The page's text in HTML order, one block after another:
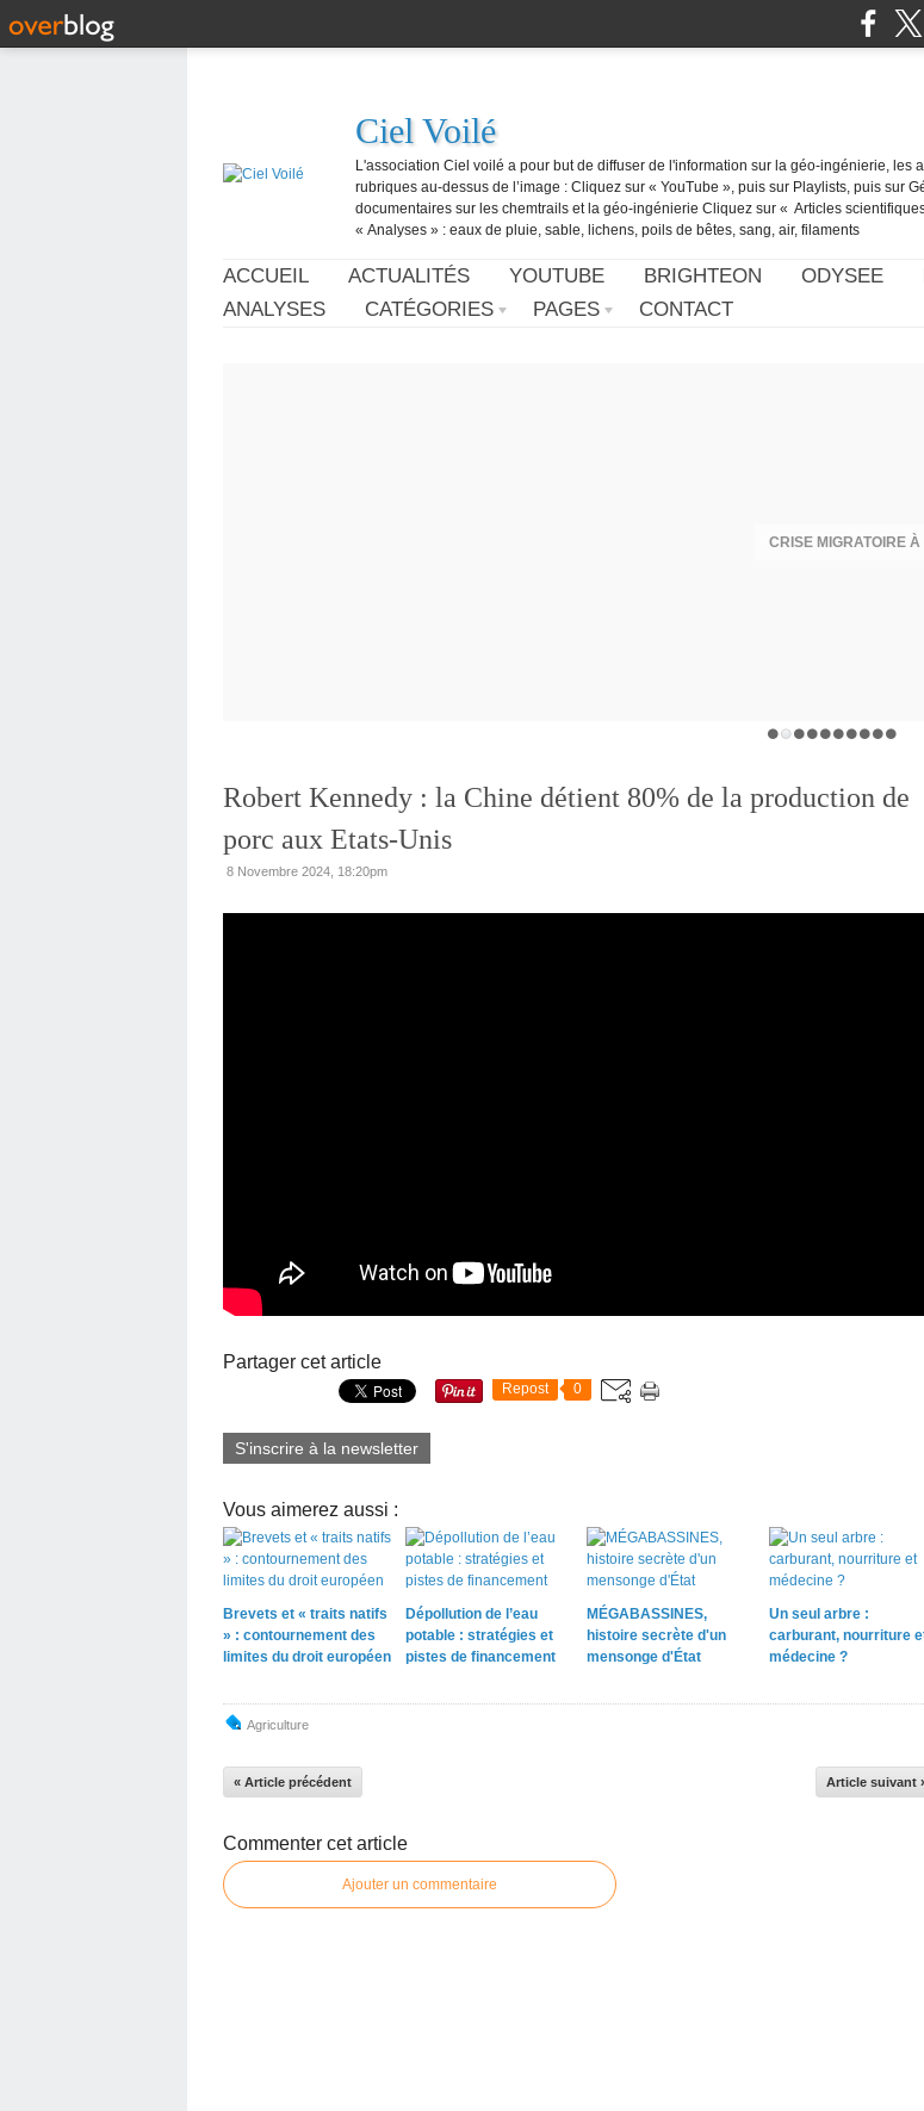
Ciel Voilé
L'association Ciel voilé a pour but de diffuser de l'information sur la géo-ingénierie, les
rubriques au-dessus de l’image : Cliquez sur « YouTube », puis sur Playlists, puis sur
documentaires sur les chemtrails et la géo-ingénierie Cliquez sur « Articles
« Analyses » : eaux de pluie, sable, lichens, poils de bêtes, sang, air, filaments
ACCUEIL ACTUALITÉS YOUTUBE BRIGHTEON ODYSEE
ANALYSES
CATÉGORIES PAGES CONTACT
Robert Kennedy : la Chine détient 80% de la production de
porc aux Etats-Unis
8 Novembre 2024, 18:20pm
Partager cet article
Repost 0
S'inscrire à la newsletter
Vous aimerez aussi :
Brevets et « traits natifs
» : contournement des
limites du droit européen
Dépollution de l’eau
potable : stratégies et
pistes de financement
MÉGABASSINES,
histoire secrète d'un
mensonge d'État
Un seul arbre :
carburant, nourriture
médecine ?
Agriculture
« Article précédent Article suivant
Commenter cet article
Ajouter un commentaire